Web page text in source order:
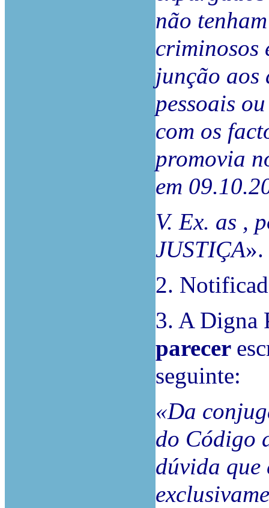
não
criminosos
junção aos
pessoais
com os
promovia
em
V. Ex. as ,
JUSTIÇA».
2.
3. A Digna
parecer
seguinte:
«Da
do Código
dúvida